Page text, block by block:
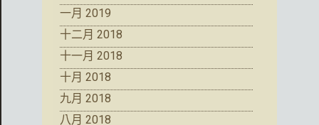
一月 2019
十二月 2018
十一月 2018
十月 2018
九月 2018
八月 2018